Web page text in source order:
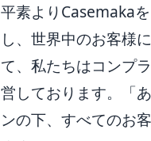
平素よりCasemaka
し、世界中のお客様
て、私たちはコンプ
営しております。「
ンの下、すべてのお